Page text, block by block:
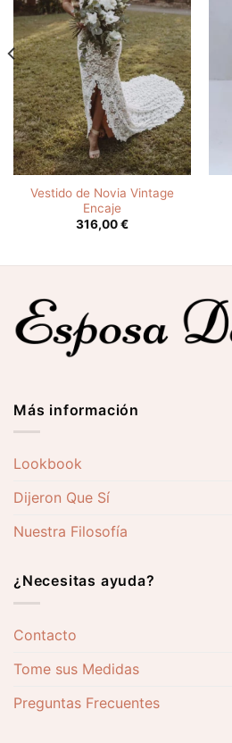
Vestido de Novia Vintage
Encaje
316,00€
Más información
Lookbook
Dijeron Que Sí
Nuestra Filosofía
¿Necesitas ayuda?
Contacto
Tome sus Medidas
Preguntas Frecuentes